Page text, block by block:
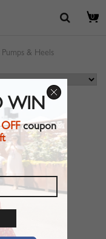
0
Pumps & Heels
WIN
coupon